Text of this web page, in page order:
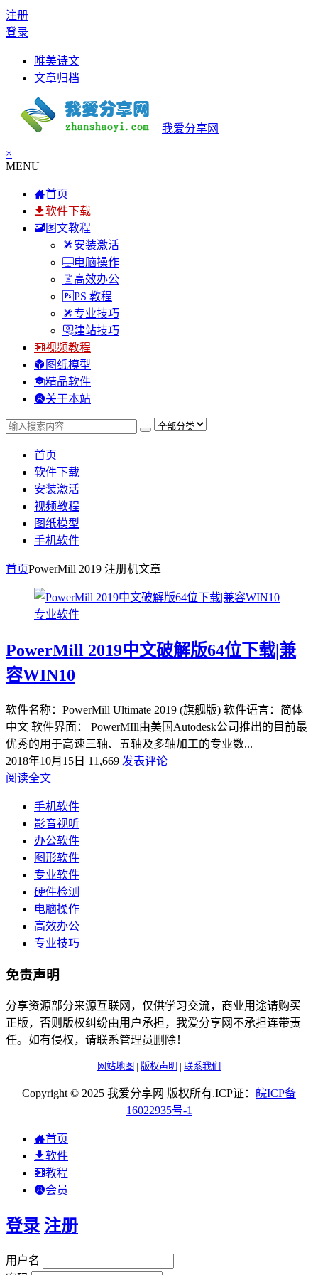
注册
登录
唯美诗文
文章归档
我爱分享网
×
MENU
首页
软件下载
图文教程
安装激活
电脑操作
高效办公
PS 教程
专业技巧
建站技巧
视频教程
图纸模型
精品软件
关于本站
首页
软件下载
安装激活
视频教程
图纸模型
手机软件
首页PowerMill 2019 注册机文章
专业软件
PowerMill 2019中文破解版64位下载|兼
容WIN10
软件名称：PowerMill Ultimate 2019 (旗舰版) 软件语言：简体
中文 软件界面： PowerMIll由美国Autodesk公司推出的目前最
优秀的用于高速三轴、五轴及多轴加工的专业数...
2018年10月15日 11,669 发表评论
阅读全文
手机软件
影音视听
办公软件
图形软件
专业软件
硬件检测
电脑操作
高效办公
专业技巧
免责声明
分享资源部分来源互联网，仅供学习交流，商业用途请购买
正版，否则版权纠纷由用户承担，我爱分享网不承担连带责
任。如有侵权，请联系管理员删除！
网站地图 | 版权声明 | 联系我们
Copyright © 2025 我爱分享网 版权所有.ICP证： 皖ICP备
16022935号-1
首页
软件
教程
会员
登录 注册
用户名